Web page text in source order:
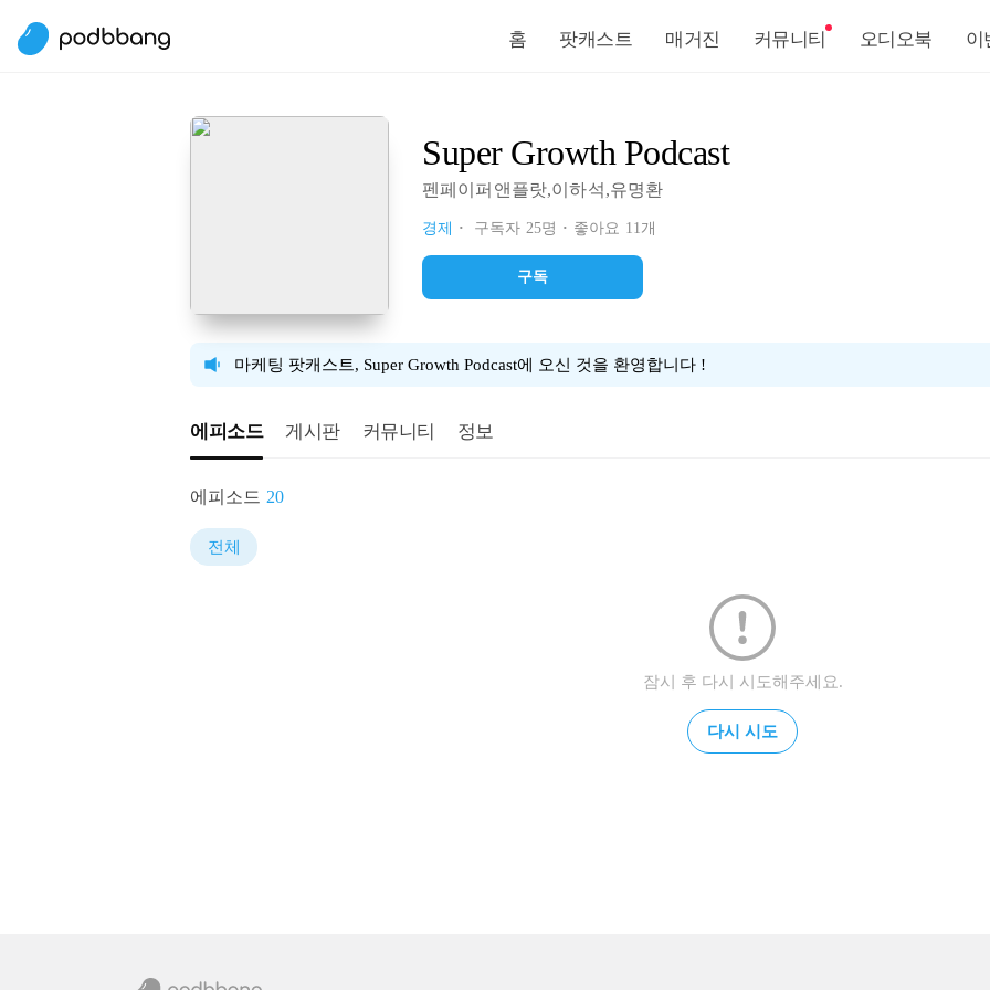
홈 팟캐스트 매거진 커뮤니티 오디오북 이
Super Growth Podcast
펜페이퍼앤플랏,이하석,유명환
경제 구독자 25명 좋아요 11개
구독
마케팅 팟캐스트, Super Growth Podcast에 오신 것을 환영합니다 !
에피소드 게시판 커뮤니티 정보
에피소드 20
전체
잠시 후 다시 시도해주세요.
다시 시도